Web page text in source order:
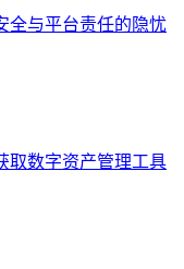
全与平台责任的隐忧
取数字资产管理工具